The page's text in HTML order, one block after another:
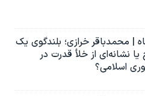
| محمدباقر خرازی؛ بلندگوی یک
یا نشانه‌ای از خلأ قدرت در
اسلامی؟